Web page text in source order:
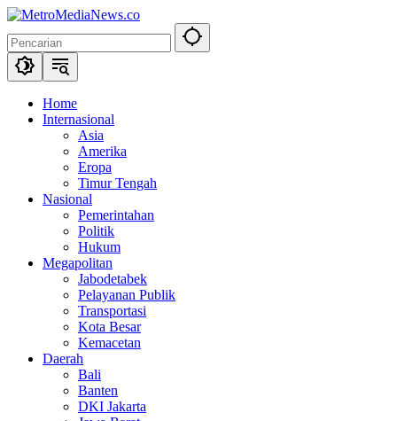
Langsung
konten
Home
Internasional
Asia
Amerika
Eropa
Timur Tengah
Nasional
Pemerintahan
Politik
Hukum
Megapolitan
Jabodetabek
Pelayanan Publik
Transportasi
Kota Besar
Kemacetan
Daerah
Bali
Banten
DKI Jakarta